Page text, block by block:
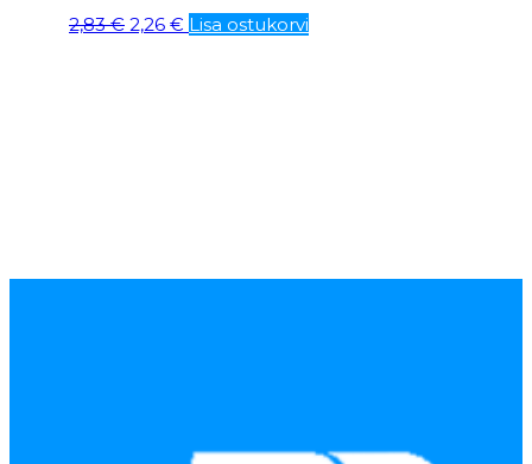
2,83€ Algne
2,26 € Current
Lisa ostukorvi